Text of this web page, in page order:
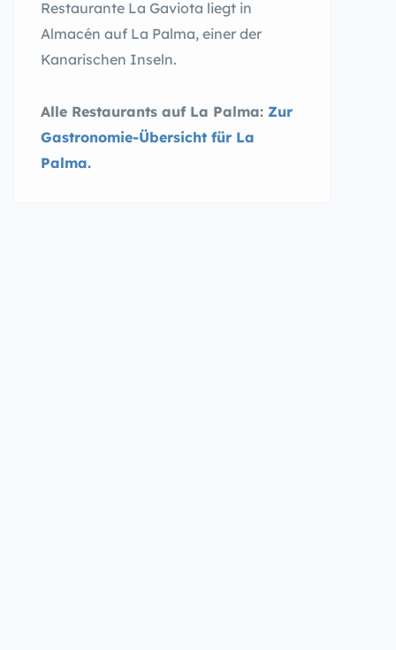
Restaurante La Gaviota liegt in
Almacén auf La Palma, einer der
Kanarischen Inseln.
Alle Restaurants auf La Palma: Zur
Gastronomie-Übersicht für La
Palma.